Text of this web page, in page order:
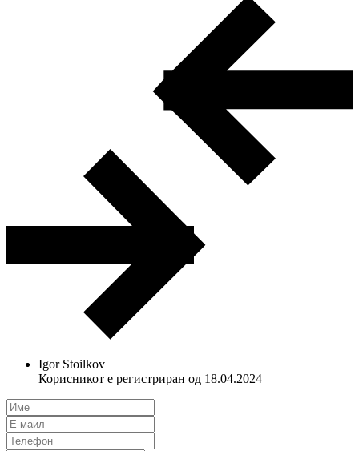
Igor Stoilkov
Корисникот е регистриран од 18.04.2024